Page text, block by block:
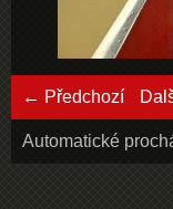
← Předchozí
Automatické